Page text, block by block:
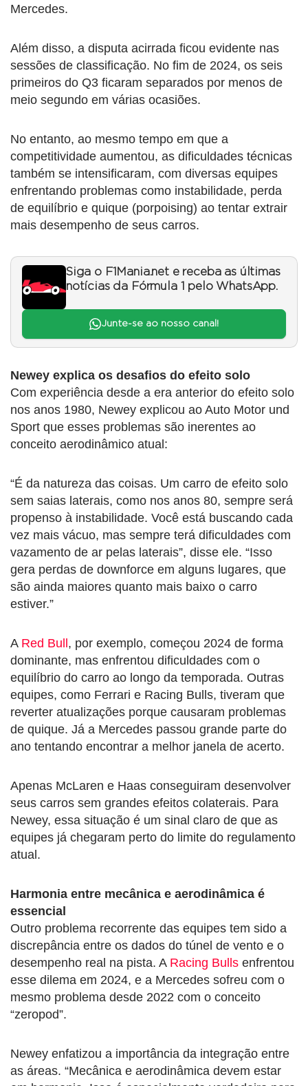
Mercedes.
Além disso, a disputa acirrada ficou evidente nas
sessões de classificação. No fim de 2024, os seis
primeiros do Q3 ficaram separados por menos de
meio segundo em várias ocasiões.
No entanto, ao mesmo tempo em que a
competitividade aumentou, as dificuldades técnicas
também se intensificaram, com diversas equipes
enfrentando problemas como instabilidade, perda
de equilíbrio e quique (porpoising) ao tentar extrair
mais desempenho de seus carros.
Siga o F1Mania.net e receba as últimas
notícias da Fórmula 1 pelo WhatsApp.
Junte-se ao nosso canal!
Newey explica os desafios do efeito solo
Com experiência desde a era anterior do efeito solo
nos anos 1980, Newey explicou ao Auto Motor und
Sport que esses problemas são inerentes ao
conceito aerodinâmico atual:
“É da natureza das coisas. Um carro de efeito solo
sem saias laterais, como nos anos 80, sempre será
propenso à instabilidade. Você está buscando cada
vez mais vácuo, mas sempre terá dificuldades com
vazamento de ar pelas laterais”, disse ele. “Isso
gera perdas de downforce em alguns lugares, que
são ainda maiores quanto mais baixo o carro
estiver.”
A Red Bull, por exemplo, começou 2024 de forma
dominante, mas enfrentou dificuldades com o
equilíbrio do carro ao longo da temporada. Outras
equipes, como Ferrari e Racing Bulls, tiveram que
reverter atualizações porque causaram problemas
de quique. Já a Mercedes passou grande parte do
ano tentando encontrar a melhor janela de acerto.
Apenas McLaren e Haas conseguiram desenvolver
seus carros sem grandes efeitos colaterais. Para
Newey, essa situação é um sinal claro de que as
equipes já chegaram perto do limite do regulamento
atual.
Harmonia entre mecânica e aerodinâmica é
essencial
Outro problema recorrente das equipes tem sido a
discrepância entre os dados do túnel de vento e o
desempenho real na pista. A Racing Bulls enfrentou
esse dilema em 2024, e a Mercedes sofreu com o
mesmo problema desde 2022 com o conceito
“zeropod”.
Newey enfatizou a importância da integração entre
as áreas. “Mecânica e aerodinâmica devem estar